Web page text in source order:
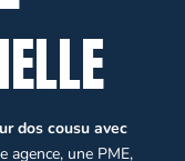
dos cousu avec
agence, une PME,